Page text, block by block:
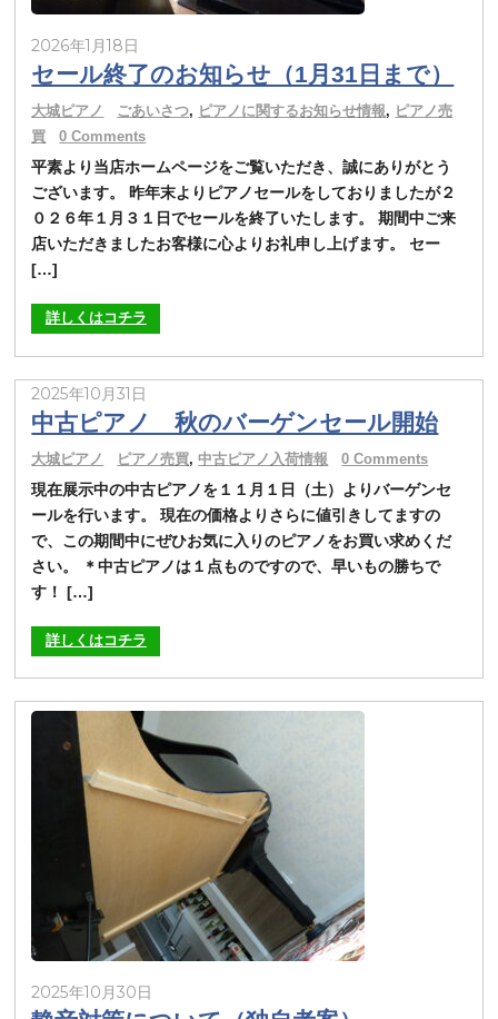
2026年1月18日
セール終了のお知らせ（1月31日まで）
大城ピアノ ごあいさつ, ピアノに関するお知らせ情報, ピアノ売
買
0 Comments
平素より当店ホームページをご覧いただき、誠にありがとう
ございます。 昨年末よりピアノセールをしておりましたが２
０２６年１月３１日でセールを終了いたします。 期間中ご来
店いただきましたお客様に心よりお礼申し上げます。 セー
[…]
詳しくはコチラ
2025年10月31日
中古ピアノ 秋のバーゲンセール開始
大城ピアノ ピアノ売買,中古ピアノ入荷情報 0 Comments
現在展示中の中古ピアノを１１月１日（土）よりバーゲンセ
ールを行います。 現在の価格よりさらに値引きしてますの
で、この期間中にぜひお気に入りのピアノをお買い求めくだ
さい。 ＊中古ピアノは１点ものですので、早いもの勝ちで
す！ […]
詳しくはコチラ
2025年10月30日